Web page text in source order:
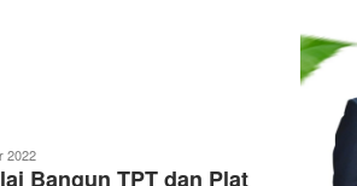
2022
Bangun TPT dan Plat